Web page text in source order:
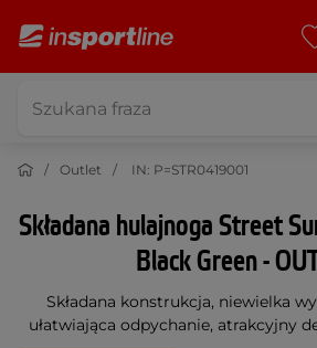
Outlet IN: P=STR0419001
Składana hulajnoga Street
Black Green -
Składana konstrukcja, niewielka
ułatwiająca odpychanie, atrakcyjny